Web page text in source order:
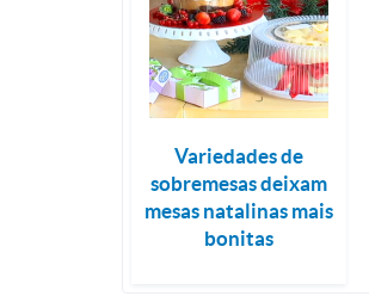
Variedades de
sobremesas deixam
mesas natalinas mais
bonitas